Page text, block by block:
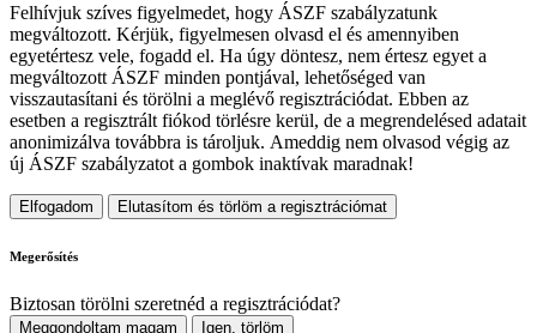
Felhívjuk szíves figyelmedet, hogy ÁSZF szabályzatunk
megváltozott. Kérjük, figyelmesen olvasd el és amennyiben
egyetértesz vele, fogadd el. Ha úgy döntesz, nem értesz egyet a
megváltozott ÁSZF minden pontjával, lehetőséged van
visszautasítani és törölni a meglévő regisztrációdat. Ebben az
esetben a regisztrált fiókod törlésre kerül, de a megrendelésed adatait
anonimizálva továbbra is tároljuk. Ameddig nem olvasod végig az
új ÁSZF szabályzatot a gombok inaktívak maradnak!
Elfogadom Elutasítom és törlöm a regisztrációmat
Megerősítés
Biztosan törölni szeretnéd a regisztrációdat?
Meggondoltam magam Igen, törlöm